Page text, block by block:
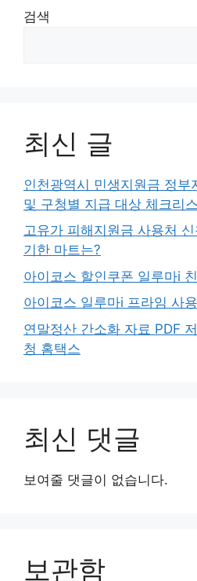
검색
최신 글
인천광역시 민생지원금 정부
및 구청별 지급 대상 체크리
고유가 피해지원금 사용처
기한 마트는?
아이코스 할인쿠폰 일루마i
아이코스 일루마i 프라임 사
연말정산 간소화 자료 PDF
청 홈택스
최신 댓글
보여줄 댓글이 없습니다.
보관함